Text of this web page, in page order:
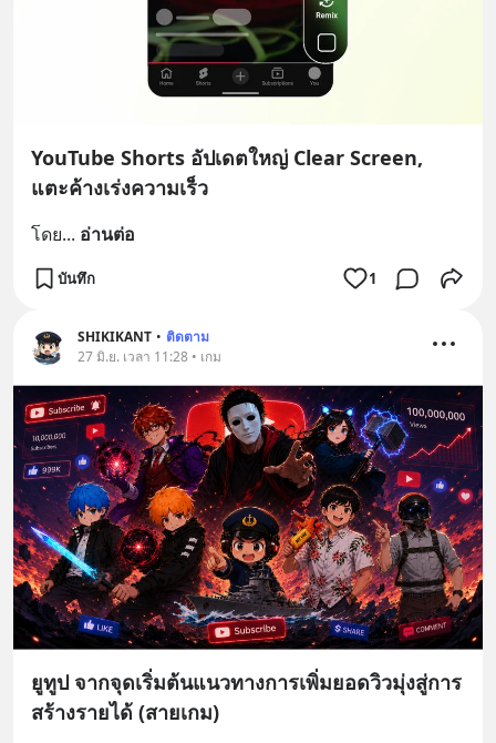
YouTube Shorts อัปเดตใหญ่ Clear Screen,
แตะค้างเร่งความเร็ว
โดย... อ่านต่อ
บันทึก 1
SHIKIKANT • ติดตาม
27 มิ.ย. เวลา 11:28 • เกม
ยูทูป จากจุดเริ่มต้นแนวทางการเพิ่มยอดวิวมุ่งสู่การ
สร้างรายได้ (สายเกม)